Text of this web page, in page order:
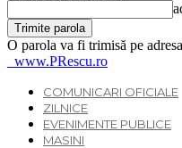
O parola va fi trimisă pe
www.PRescu.ro
COMUNICARI OFICIALE
ZILNICE
EVENIMENTE PUBLICE
MASINI